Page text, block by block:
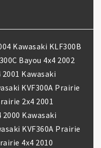
Kawasaki KLF300B
Bayou 4x4 2002
Kawasaki
KVF300A Prairie
2x4 2001
Kawasaki
KVF360A Prairie
4x4 2010